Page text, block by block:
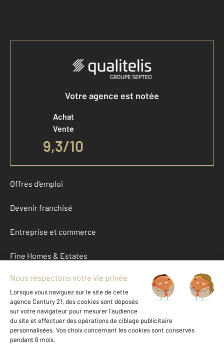
Accéder à mon compte
Votre agence est notée
Achat
Vente
9,3/10
Offres d'emploi
Devenir franchisé
Entreprise et commerce
Fine Homes & Estates
À propos
International
Nous contacter